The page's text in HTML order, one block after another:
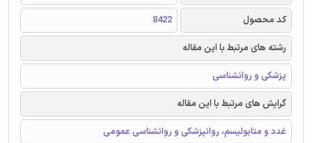
کد محصول
8422
رشته های مرتبط با این مقاله
پزشکی و روانشناسی
گرایش های مرتبط با این مقاله
غدد و متابولیسم، روانپزشکی و روانشناسی عمومی